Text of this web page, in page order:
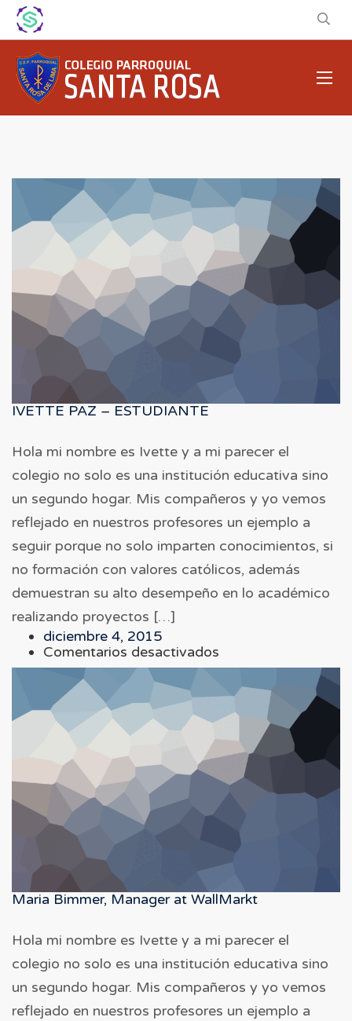
IVETTE PAZ – ESTUDIANTE
Hola mi nombre es Ivette y a mi parecer el
colegio no solo es una institución educativa sino
un segundo hogar. Mis compañeros y yo vemos
reflejado en nuestros profesores un ejemplo a
seguir porque no solo imparten conocimientos, si
no formación con valores católicos, además
demuestran su alto desempeño en lo académico
realizando proyectos […]
diciembre 4, 2015
Comentarios desactivados
IVETTE
PAZ
–
ESTUDIANTE
Maria Bimmer, Manager at WallMarkt
Hola mi nombre es Ivette y a mi parecer el
colegio no solo es una institución educativa sino
un segundo hogar. Mis compañeros y yo vemos
reflejado en nuestros profesores un ejemplo a